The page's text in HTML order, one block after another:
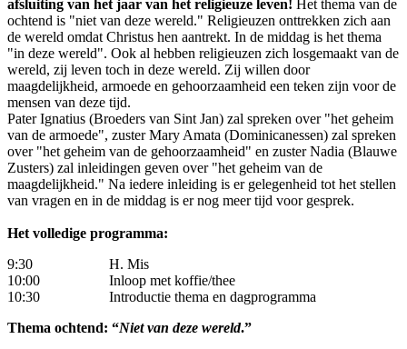
afsluiting van het jaar van het religieuze leven! Het thema van de
ochtend is "niet van deze wereld." Religieuzen onttrekken zich aan
de wereld omdat Christus hen aantrekt. In de middag is het thema
"in deze wereld". Ook al hebben religieuzen zich losgemaakt van de
wereld, zij leven toch in deze wereld. Zij willen door
maagdelijkheid, armoede en gehoorzaamheid een teken zijn voor de
mensen van deze tijd.
Pater Ignatius (Broeders van Sint Jan) zal spreken over "het geheim
van de armoede", zuster Mary Amata (Dominicanessen) zal spreken
over "het geheim van de gehoorzaamheid" en zuster Nadia (Blauwe
Zusters) zal inleidingen geven over "het geheim van de
maagdelijkheid." Na iedere inleiding is er gelegenheid tot het stellen
van vragen en in de middag is er nog meer tijd voor gesprek.
Het volledige programma:
9:30 H. Mis
10:00 Inloop met koffie/thee
10:30 Introductie thema en dagprogramma
Thema ochtend: “Niet van deze wereld.”